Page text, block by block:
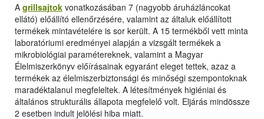
A grillsajtok vonatkozásában 7 (nagyobb áruházláncokat
ellátó) előállító ellenőrzésére, valamint az általuk előállított
termékek mintavételére is sor került. A 15 termékből vett minta
laboratóriumi eredményei alapján a vizsgált termékek a
mikrobiológiai paramétereknek, valamint a Magyar
Élelmiszerkönyv előírásainak egyaránt eleget tettek, azaz a
termékek az élelmiszerbiztonsági és minőségi szempontoknak
maradéktalanul megfeleltek. A létesítmények higiéniai és
általános strukturális állapota megfelelő volt. Eljárás mindössze
2 esetben indult jelölési hiba miatt.